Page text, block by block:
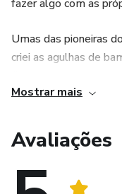
fazer algo com as
Umas das pioneiras
criei as agulhas de
conteúdo digital e
Mostrar mais
Avaliações